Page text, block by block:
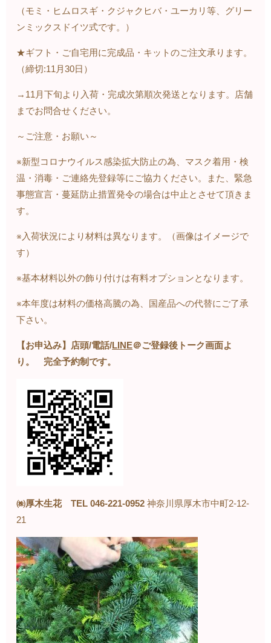
（モミ・ヒムロスギ・クジャクヒバ・ユーカリ等、グリー
ンミックスドイツ式です。）
★ギフト・ご自宅用に完成品・キットのご注文承ります。
（締切:11 月30日）
→ 11 月下旬より入荷・完成次第順次発送となります。店舗
までお問合せください。
～ご注意・お願い～
※新型コロナウイルス感染拡大防止の為、マスク着用・検
温・消毒・ご連絡先登録等にご協力ください。また、緊急
事態宣言・蔓延防止措置発令の場合は中止とさせて頂きま
す。
※入荷状況により材料は異なります。（画像はイメージで
す）
※基本材料以外の飾り付けは有料オプションとなります。
※本年度は材料の価格高騰の為、国産品への代替にご了承
下さい。
【お申込み】店頭/電話/LINE＠ご登録後トーク画面よ
り。 完全予約制です。
㈱厚木生花 TEL 046-221-0952神奈川県厚木市中町2-12-
21